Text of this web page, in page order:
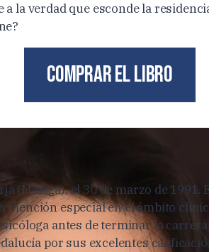
la verdad que esconde la
Comprar el libro
(Málaga), el 30 de marzo de 1991.
mención especial en el ámbito
antes de terminar la
por sus excelentes